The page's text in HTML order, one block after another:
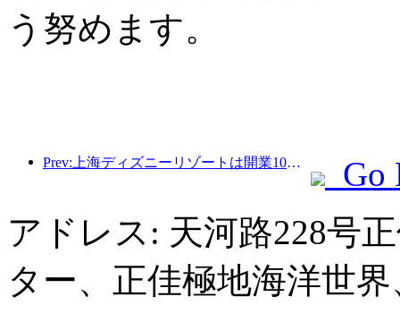
う努めます。
Prev:上海ディズニーリゾートは開業10周年を迎え、これまでに1億人以上の来場者数を記録した。
Go
アドレス: 天河路228号
ター、正佳極地海洋世